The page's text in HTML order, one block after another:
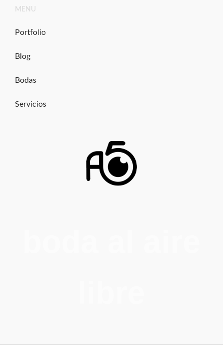
contenido
MENU
Portfolio
Blog
Bodas
Servicios